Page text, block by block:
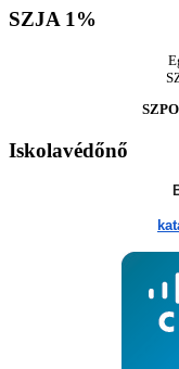
SZJA1%
Iskolavédőnő